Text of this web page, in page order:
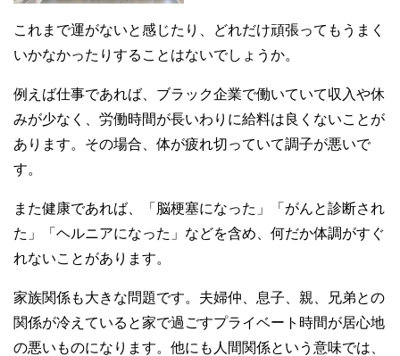
これまで運がないと感じたり、どれだけ頑張ってもうまく
いかなかったりすることはないでしょうか。
例えば仕事であれば、ブラック企業で働いていて収入や休
みが少なく、労働時間が長いわりに給料は良くないことが
あります。その場合、体が疲れ切っていて調子が悪いで
す。
また健康であれば、「脳梗塞になった」「がんと診断され
た」「ヘルニアになった」などを含め、何だか体調がすぐ
れないことがあります。
家族関係も大きな問題です。夫婦仲、息子、親、兄弟との
関係が冷えていると家で過ごすプライベート時間が居心地
の悪いものになります。他にも人間関係という意味では、